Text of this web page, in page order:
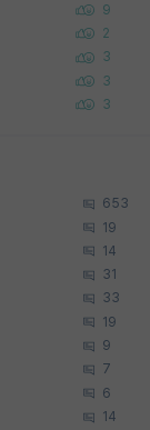
9
2
3
3
3
653
19
14
31
33
19
9
7
6
14